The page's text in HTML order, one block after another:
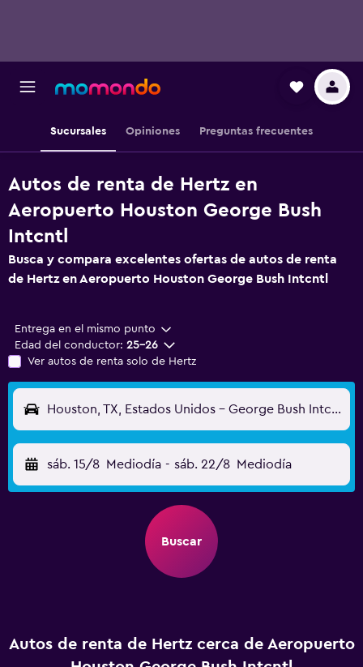
Sucursales Opiniones Preguntas frecuentes
Autos de renta de Hertz en
Aeropuerto Houston George Bush
Intcntl
Busca y compara excelentes ofertas de autos de renta
de Hertz en Aeropuerto Houston George Bush Intcntl
Entrega en el mismo punto
Edad del conductor: 25-26
Ver autos de renta solo de Hertz
Houston, TX, Estados Unidos - George Bush Intcntl (IAH)
sáb. 15/8 Mediodía - sáb. 22/8 Mediodía
Buscar
Autos de renta de Hertz cerca de Aeropuerto